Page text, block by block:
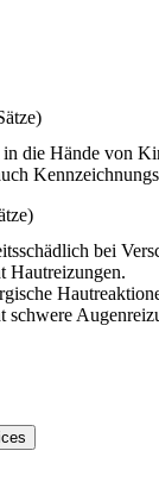
die Hände von
bei
Hautreizungen.
schwere